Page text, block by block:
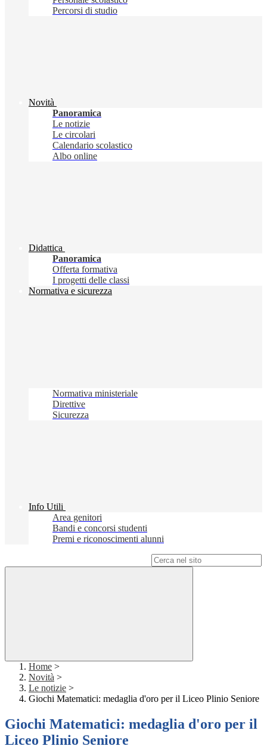
Percorsi di studio
Novità
Panoramica
Le notizie
Le circolari
Calendario scolastico
Albo online
Didattica
Panoramica
Offerta formativa
I progetti delle classi
Normativa e sicurezza
Normativa ministeriale
Direttive
Sicurezza
Info Utili
Area genitori
Bandi e concorsi studenti
Premi e riconoscimenti alunni
Home >
Novità >
Le notizie >
Giochi Matematici: medaglia d'oro per il Liceo Plinio Seniore
Giochi Matematici: medaglia d'oro per il
Liceo Plinio Seniore